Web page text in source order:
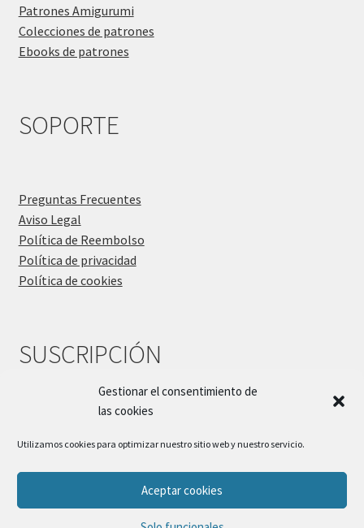
Gestionar el consentimiento de
las cookies
Utilizamos cookies para optimizar nuestro sitio web y nuestro servicio.
Aceptar cookies
Patrones Amigurumi
Colecciones de patrones
Ebooks de patrones
SOPORTE
Preguntas Frecuentes
Aviso Legal
Política de Reembolso
Política de privacidad
Política de cookies
SUSCRIPCIÓN
© Sueños Blanditos 2026